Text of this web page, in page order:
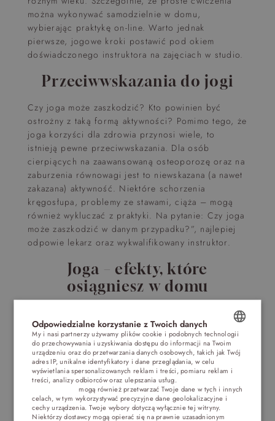
można wykonywać samodzielnie w domu,
wybierając praktykę on-line. Warto jednak
pierwsze, jogowe kroki postawić pod okiem
doświadczonego instruktora na zajęciach w studio.
Przeciwwskazania do jogi
Czy joga może zaszkodzić? Kto powinien być
ostrożny z taką formą aktywności? Pomimo tego, że
joga korzyści dla zdrowia przynosi wiele, to
istnieją pewne przeciwwskazania. Dla osób
cierpiących na zaawansowaną osteoporozę oraz na
zaburzenia równowagi jest to niewskazana (a nawet
zakazana) aktywność. Niektóre schorzenia
kręgosłupa, problemy ze stawami, ciąża – mogą
również wykluczać z praktyki. Na pytanie: Czy joga
może zaszkodzić w danym przypadku?”, najlepiej
odpowie lekarz oraz wykwalifikowany instruktor.
Joga – efekty, które
osiągniesz w domu
Wielu praktykujących ceni sobie fakt, że „jogowy
trening” można zrobić praktycznie wszędzie.
Potrzebny jest tylko kawałek podłogi, mata oraz
wygodne ubranie. Niektóre ćwiczenia łatwiej
wykonywać z dodatkowymi akcesoriami (wałek,
kostka, pasek do jogi), ale nie jest to konieczne.
Joga na kręgosłup oraz odstresowanie to
chyba najbardziej popularne, domowe
POLISH
ENGLISH
GERMAN
CZECH
Odpowiedzialne korzystanie z Twoich danych
My i nasi partnerzy używamy plików cookie i podobnych technologii
do przechowywania i uzyskiwania dostępu do informacji na Twoim
urządzeniu oraz do przetwarzania danych osobowych, takich jak Twój
adres IP, unikalne identyfikatory i dane przeglądania, w celu
wyświetlania spersonalizowanych reklam i treści, pomiaru reklam i
treści, analizy odbiorców oraz ulepszania usług.
mogą również przetwarzać Twoje dane w tych i innych
celach, w tym wykorzystywać precyzyjne dane geolokalizacyjne i
cechy urządzenia. Twoje wybory dotyczą wyłącznie tej witryny.
Niektórzy dostawcy mogą opierać się na prawnie uzasadnionym